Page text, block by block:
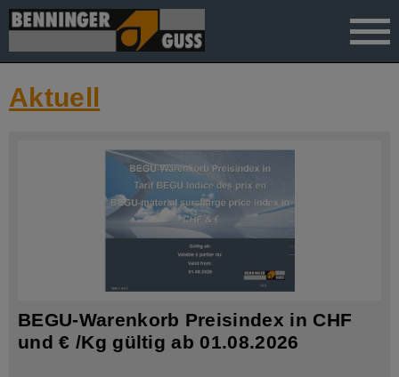
">
Aktuell
BEGU-Warenkorb Preisindex in CHF
und € /Kg gültig ab 01.08.2026